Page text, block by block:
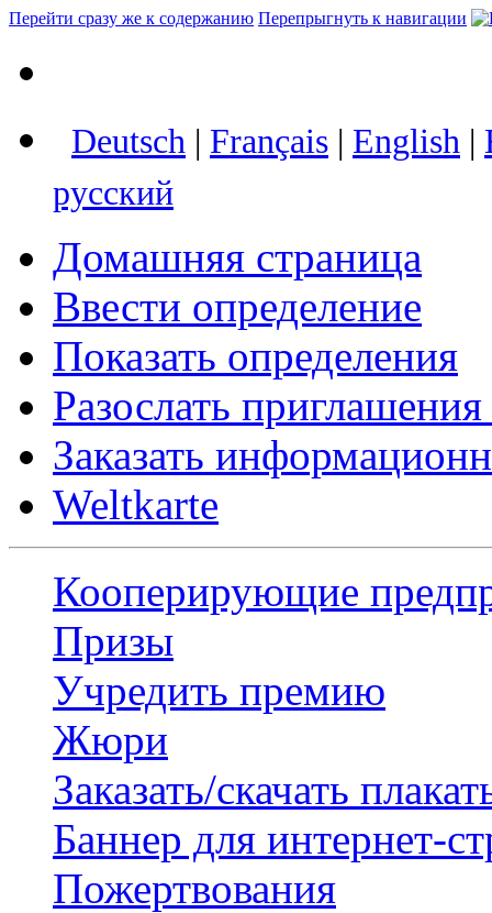
Перейти сразу же к содержанию Перепрыгнуть к навигации
Deutsch | Français | English |
русский
Домашняя страница
Ввести определение
Показать определения
Разослать
Заказать
Weltkarte
Кооперирующие
Призы
Учредить премию
Жюри
Заказать/скачать
Баннер для интернет-
Пожертвования